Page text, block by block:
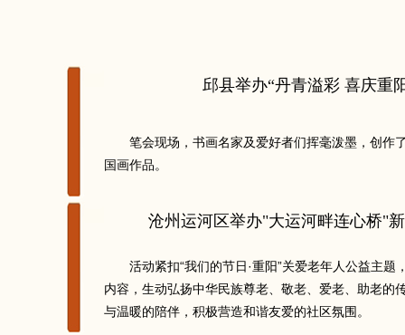
邱县举办“丹青溢彩 喜庆重
笔会现场，书画名家及爱好者们挥毫泼墨，创作
国画作品。
沧州运河区举办"大运河畔连心桥"
活动紧扣“我们的节日·重阳”关爱老年人公益主
内容，生动弘扬中华民族尊老、敬老、爱老、助老的
与温暖的陪伴，积极营造和谐友爱的社区氛围。